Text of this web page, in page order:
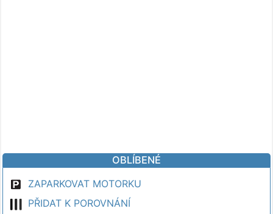
OBLÍBENÉ
ZAPARKOVAT MOTORKU
PŘIDAT K POROVNÁNÍ